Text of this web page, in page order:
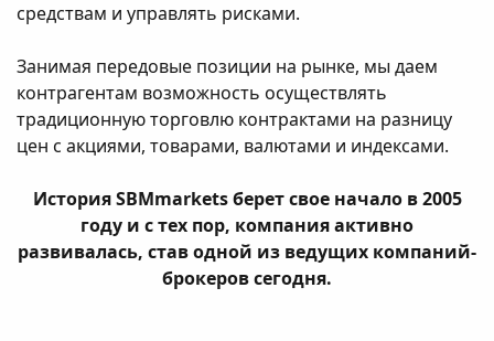
средствам и управлять рисками.
Занимая передовые позиции на рынке, мы даем
контрагентам возможность осуществлять
традиционную торговлю контрактами на разницу
цен с акциями, товарами, валютами и индексами.
История SBMmarkets берет свое начало в 2005
году и с тех пор, компания активно
развивалась, став одной из ведущих компаний-
брокеров сегодня.